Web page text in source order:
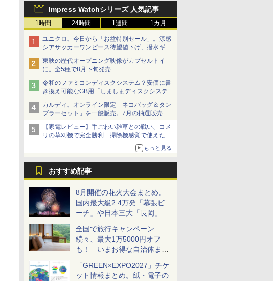
Impress Watchシリーズ 人気記事
1時間 24時間 1週間 1カ月
ユニクロ、今日から「お盆特別セール」。涼感
シアサッカーワンピース待望値下げ、撥水ギア
ショーツは1990円に
東映の歴代オープニング映像がカプセルトイ
に。全5種で8月下旬発売
令和のファミコンディスクシステム？安価に書
き換え可能なGB用「しましまディスクシステ
ム」
カルディ、オンライン限定「ネコバッグ＆タン
ブラーセット」を一般販売。7月の抽選販売の
当選無効分
【家電レビュー】手ごわい雑草との戦い、コメ
リの草刈機で完全勝利 掃除機感覚で使えた
もっと見る
おすすめ記事
8月開催の花火大会まとめ。
国内最大級2.4万発「幕張ビ
ーチ」や日本三大「長岡」な
ど大型イベント目白押し！
全国で旅行キャンペーン
続々、最大1万5000円オフ
も！ いまお得な自治体まと
め
「GREEN×EXPO2027」チケ
ット情報まとめ。紙・電子の